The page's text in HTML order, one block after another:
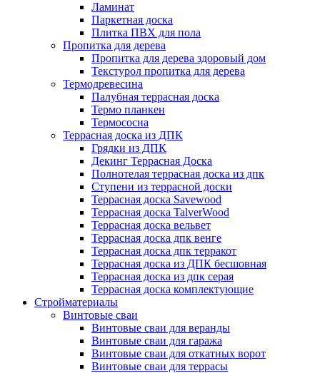
Ламинат
Паркетная доска
Плитка ПВХ для пола
Пропитка для дерева
Пропитка для дерева здоровый дом
Текстурол пропитка для дерева
Термодревесина
Палубная террасная доска
Термо планкен
Термососна
Террасная доска из ДПК
Грядки из ДПК
Декинг Террасная Доска
Полнотелая террасная доска из дпк
Ступени из террасной доски
Террасная доска Savewood
Террасная доска TalverWood
Террасная доска вельвет
Террасная доска дпк венге
Террасная доска дпк терракот
Террасная доска из ДПК бесшовная
Террасная доска из дпк серая
Террасная доска комплектующие
Стройматериалы
Винтовые сваи
Винтовые сваи для веранды
Винтовые сваи для гаража
Винтовые сваи для откатных ворот
Винтовые сваи для террасы